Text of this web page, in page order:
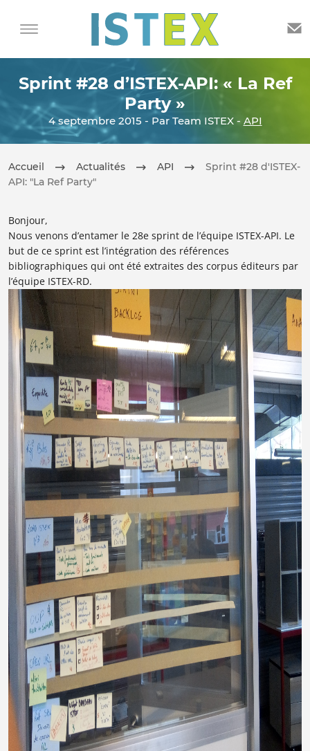
Sprint #28 d’ISTEX-API: « La Ref
Party »
4 septembre 2015 - Par Team ISTEX - API
Accueil Actualités API
Sprint #28 d'ISTEX-
API: "La Ref Party"
Bonjour,
Nous venons d’entamer le 28e sprint de l’équipe ISTEX-API. Le
but de ce sprint est l’intégration des références
bibliographiques qui ont été extraites des corpus éditeurs par
l’équipe ISTEX-RD.